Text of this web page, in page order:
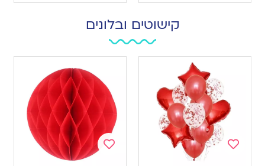
קישוטים ובלונים